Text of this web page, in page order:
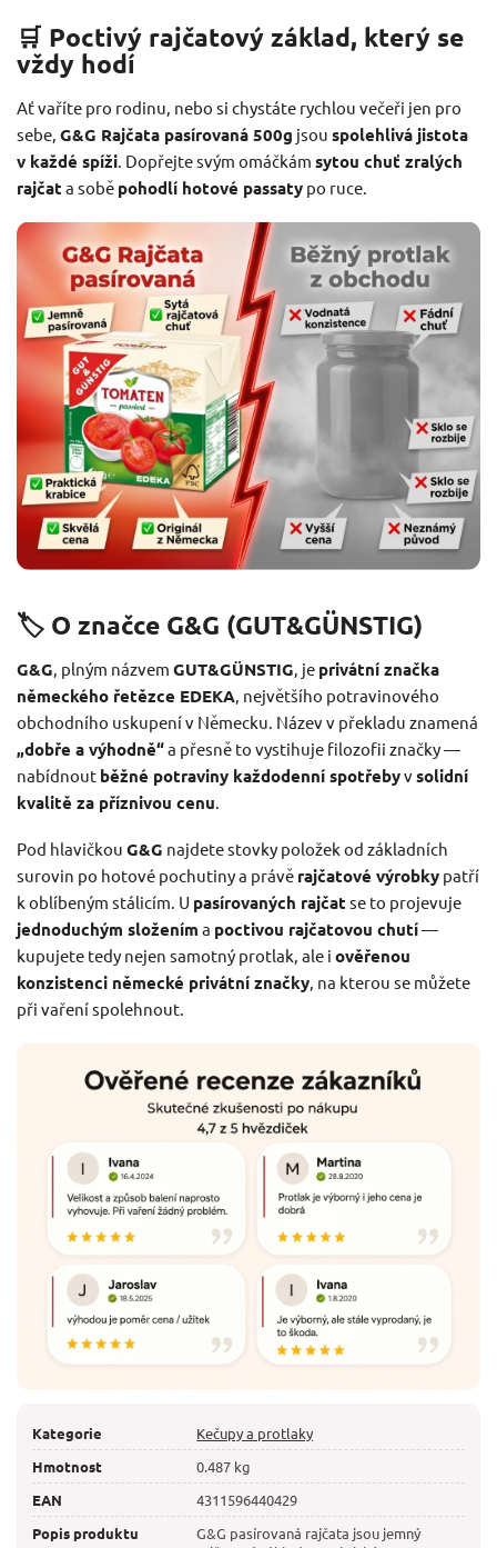
🛒 Poctivý rajčatový základ, který se
vždy hodí
Ať vaříte pro rodinu, nebo si chystáte rychlou večeři jen pro
sebe, G&G Rajčata pasírovaná 500g jsou spolehlivá jistota
v každé spíži. Dopřejte svým omáčkám sytou chuť zralých
rajčat a sobě pohodlí hotové passaty po ruce.
🏷️ O značce G&G (GUT&GÜNSTIG)
G&G , plným názvem GUT&GÜNSTIG , je privátní značka
německého řetězce EDEKA , největšího potravinového
obchodního uskupení v Německu. Název v překladu znamená
„dobře a výhodně“a přesně to vystihuje filozofii značky —
nabídnout běžné potraviny každodenní spotřebyvsolidní
kvalitě za příznivou cenu
Pod hlavičkou G&G najdete stovky položek od základních
surovin po hotové pochutiny a právě rajčatové výrobky patří
k oblíbeným stálicím. U pasírovaných rajčat se to projevuje
jednoduchým složením a poctivou rajčatovou chutí—
kupujete tedy nejen samotný protlak, ale i ověřenou
konzistenci německé privátní značky , na kterou se můžete
při vaření spolehnout.
Kategorie
Kečupy a protlaky
Hmotnost
0.487 kg
EAN
4311596440429
Popis produktu
G&G pasírovaná rajčata jsou jemný